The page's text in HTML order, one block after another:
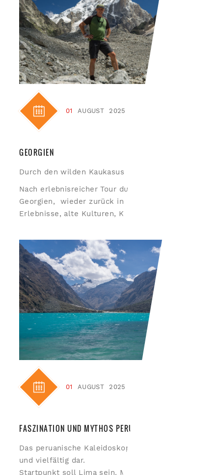
01 AUGUST 2025
GEORGIEN
Durch den wilden Kaukasus
Nach erlebnisreicher Tour durch
Georgien, wieder zurück in Deutschland. Tolle
Erlebnisse, alte Kulturen, Kirchen, Klöster,...
01 AUGUST 2025
FASZINATION UND MYTHOS PERU
Das peruanische Kaleidoskop stellt sich bunt
und vielfältig dar.
Startpunkt soll Lima sein. Mit seinen alten